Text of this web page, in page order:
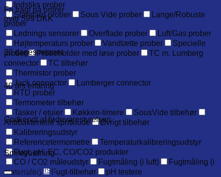
Indstiks prober
Standard prober
Sous Vide prober
Lange/Robuste
prober
Lednings sensorer
Overflade prober
Luft/Gas prober
Højtemperaturs prober
Vandtætte prober
Specielle
prober
Probeholder med løse prober
TC m. Lumberg
connector
TC tilbehør
Thermistor prober
Jack connector
Lumberger connector
RTD prober
Termometer tilbehør
Tasker / etuier
Køkken-timere
SousVide tilbehør
Antibakterielle spritklude
Øvrigt tilbehør
Kalibreringsudstyr
Referencetermometre
Temperaturkalibreringsudstyr
Fugt, pH, EC, CO/CO2 produkter
CO / CO2 måleudstyr
Fugtmåling (i luft)
Fugtmåling (i
materialer)
Fugt-tilbehør
pH testere
Fri fragt på ordrer
over 599 DKK
30 dages returret
40 års erfaring
Godkendt af fødevarestyrelsen
Smileyordning
Beskrivelse